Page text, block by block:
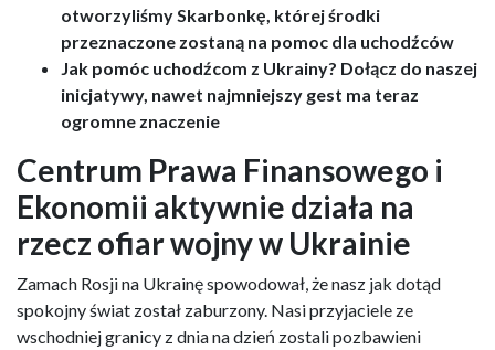
otworzyliśmy Skarbonkę, której środki
przeznaczone zostaną na pomoc dla uchodźców
Jak pomóc uchodźcom z Ukrainy? Dołącz do naszej
inicjatywy, nawet najmniejszy gest ma teraz
ogromne znaczenie
Centrum Prawa Finansowego i
Ekonomii aktywnie działa na
rzecz ofiar wojny w Ukrainie
Zamach Rosji na Ukrainę spowodował, że nasz jak dotąd
spokojny świat został zaburzony. Nasi przyjaciele ze
wschodniej granicy z dnia na dzień zostali pozbawieni